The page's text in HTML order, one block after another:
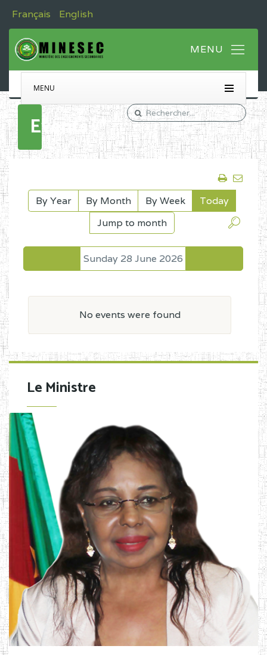
Français English
MENU
Events
By Year By Month By Week
Today
Jump to month
Sunday 28 June 2026
No events were found
Le Ministre